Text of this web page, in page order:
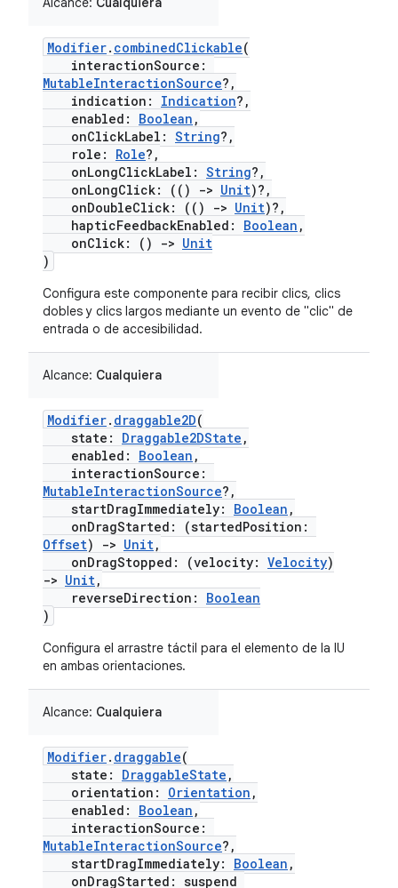
Modifier. combinedClickable(
interactionSource:
MutableInteractionSource?,
indication: Indication?,
enabled: Boolean ,
onClickLabel: String?,
role: Role?,
onLongClickLabel: String?,
onLongClick: (()
-> Unit)?,
onDoubleClick: (()
-> Unit)?,
hapticFeedbackEnabled: Boolean ,
onClick: ()
-> Unit
)
Configura este componente para recibir clics, clics
dobles y clics largos mediante un evento de "clic" de
entrada o de accesibilidad.
Alcance: Cualquiera
Modifier. draggable2D(
state: Draggable2DState ,
enabled: Boolean ,
interactionSource:
MutableInteractionSource?,
startDragImmediately: Boolean ,
onDragStarted: (startedPosition:
Offset) -> Unit,
onDragStopped: (velocity: Velocity)
-> Unit,
reverseDirection: Boolean
)
Configura el arrastre táctil para el elemento de la IU
en ambas orientaciones.
Alcance: Cualquiera
Modifier. draggable(
state: DraggableState ,
orientation: Orientation ,
enabled: Boolean ,
interactionSource:
MutableInteractionSource?,
startDragImmediately: Boolean ,
onDragStarted: suspend